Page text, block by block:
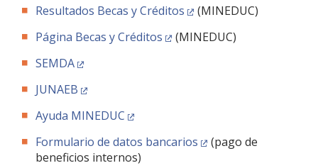
Resultados Becas y Créditos
(MINEDUC)
Página Becas y Créditos
(MINEDUC)
SEMDA
JUNAEB
Ayuda MINEDUC
Formulario de datos bancarios
(pago de
beneficios internos)